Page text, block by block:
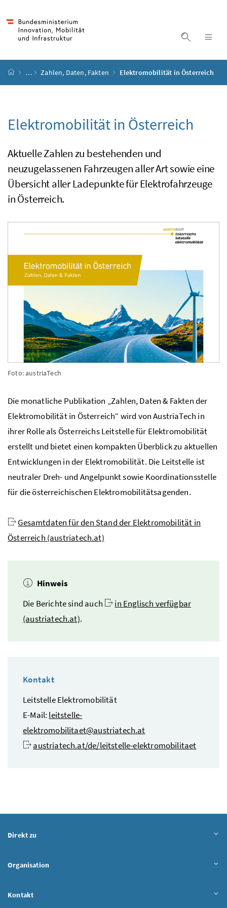
Suche
Startseite
… Zahlen, Daten, Fakten Elektromobilität in Österreich
Elektromobilität in Österreich
Aktuelle Zahlen zu bestehenden und
neuzugelassenen Fahrzeugen aller Art sowie eine
Übersicht aller Ladepunkte für Elektrofahrzeuge
in Österreich.
Foto: austriaTech
Die monatliche Publikation „Zahlen, Daten & Fakten der
Elektromobilität in Österreich“ wird von AustriaTech in
ihrer Rolle als Österreichs Leitstelle für Elektromobilität
erstellt und bietet einen kompakten Überblick zu aktuellen
Entwicklungen in der Elektromobilität. Die Leitstelle ist
neutraler Dreh- und Angelpunkt sowie Koordinationsstelle
für die österreichischen Elektromobilitätsagenden.
Gesamtdaten für den Stand der Elektromobilität in
Österreich (austriatech.at)
Hinweis
Die Berichte sind auch
in Englisch verfügbar
(austriatech.at).
Kontakt
Leitstelle Elektromobilität
E-Mail: leitstelle-
elektromobilitaet@austriatech.at
austriatech.at/de/leitstelle-elektromobilitaet
Direkt zu
Organisation
Kontakt